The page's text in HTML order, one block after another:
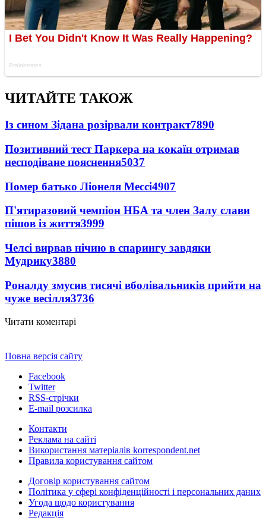
ЧИТАЙТЕ ТАКОЖ
Із сином Зідана розірвали контракт7890
Позитивний тест Паркера на кокаїн отримав
несподіване пояснення5037
Помер батько Ліонеля Мессі4907
П'ятиразовий чемпіон НБА та член Залу слави
пішов із життя3999
Челсі вирвав нічию в спарингу завдяки
Мудрику3880
Роналду змусив тисячі вболівальників прийти на
чуже весілля3736
Читати коментарі
Повна версія сайту
Facebook
Twitter
RSS-стрічки
E-mail розсилка
Контакти
Реклама на сайті
Використання матеріалів korrespondent.net
Правила користування сайтом
Договір користування сайтом
Політика у сфері конфіденційності і персональних даних
Угода щодо користування
Редакція